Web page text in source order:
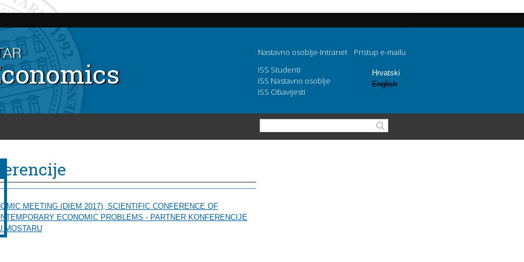
content
Hrvatski
English
Nastavno osoblje-Intranet
Pristup e-mailu
ISS Studenti
ISS Nastavno osoblje
ISS Obavijesti
Search form
MEETING (DIEM 2017), SCIENTIFIC CONFERENCE OF
ECONOMIC PROBLEMS - PARTNER KONFERENCIJE
MOSTARU